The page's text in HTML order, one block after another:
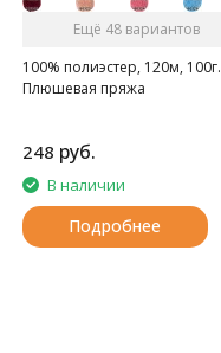
Ещё 48 вариантов
100% полиэстер, 120м, 100г.
Плюшевая пряжа
248 руб.
В наличии
Подробнее